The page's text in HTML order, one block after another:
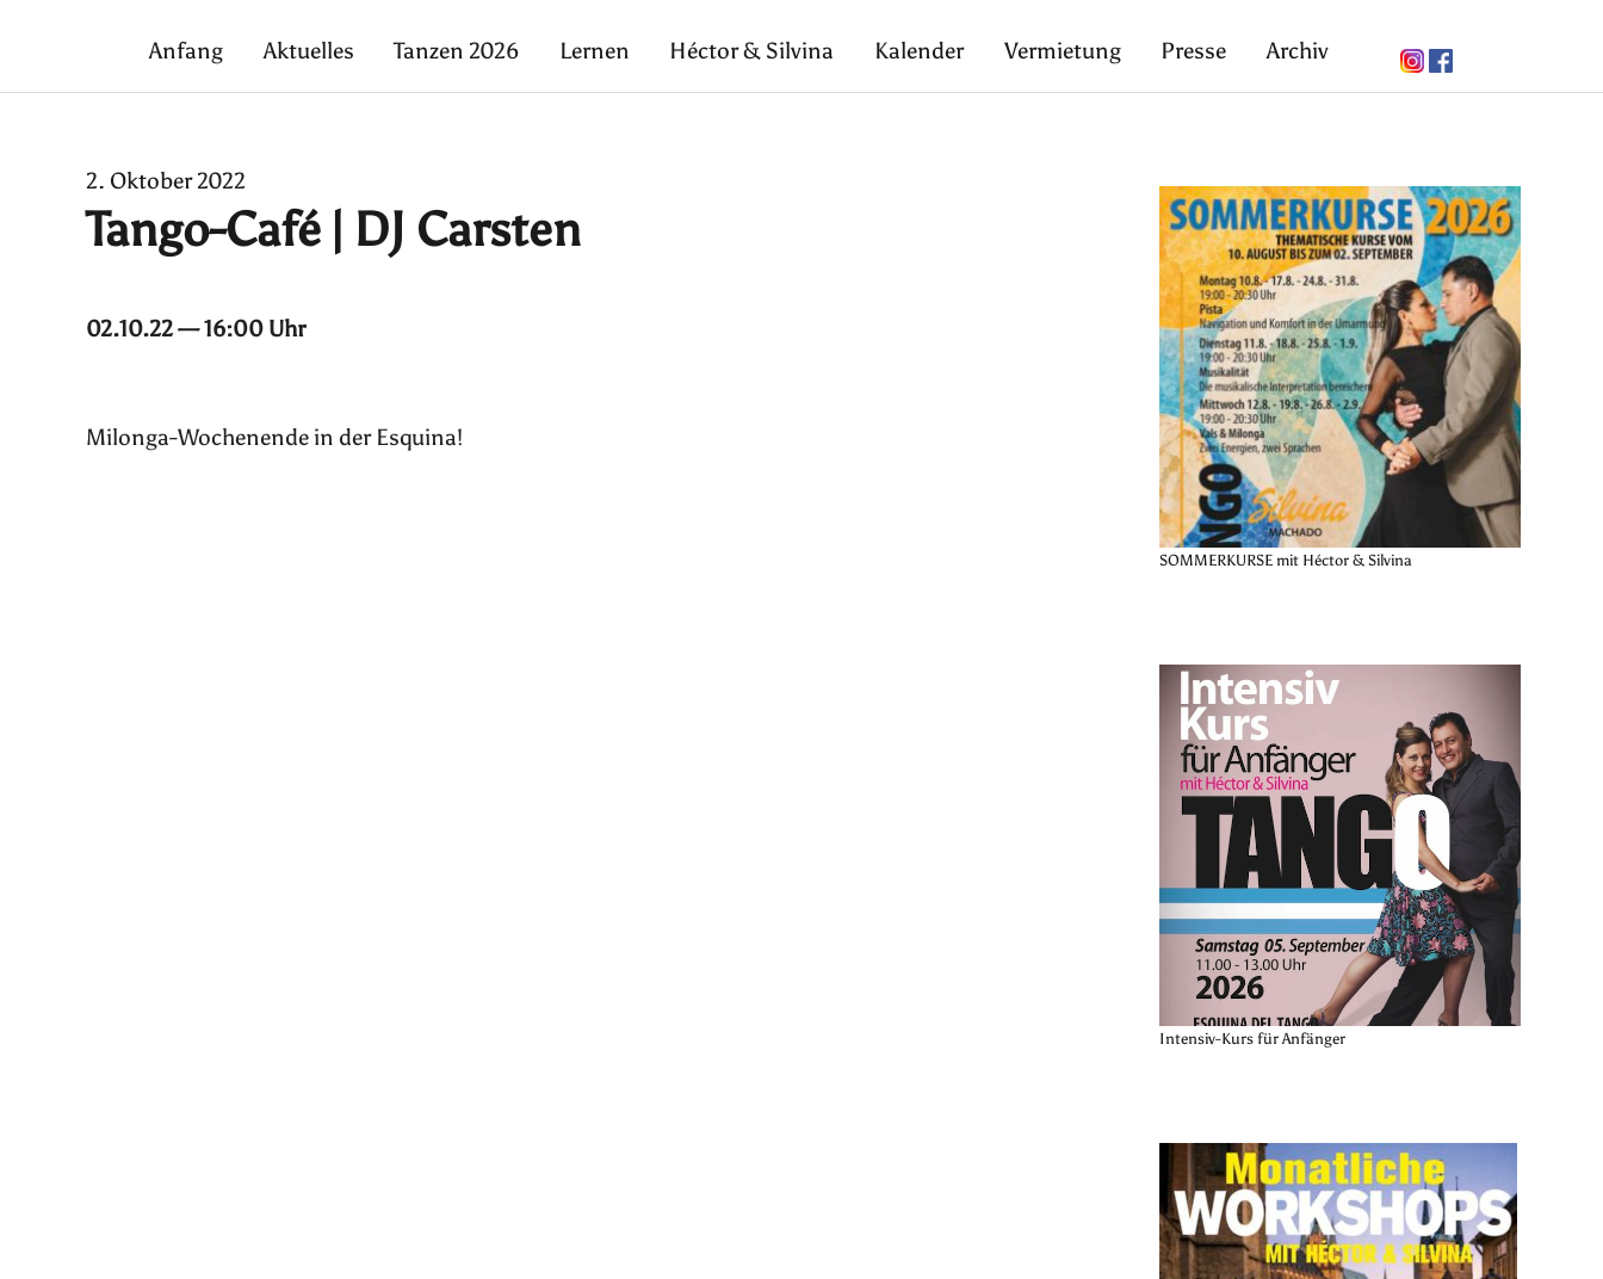
Anfang Aktuelles Tanzen 2026 Lernen Héctor & Silvina Kalender Vermietung Presse Archiv
2. Oktober 2022
Tango-Café | DJ Carsten
02.10.22 — 16:00 Uhr
Milonga-Wochenende in der Esquina!
SOMMERKURSE mit Héctor & Silvina
Intensiv-Kurs für Anfänger